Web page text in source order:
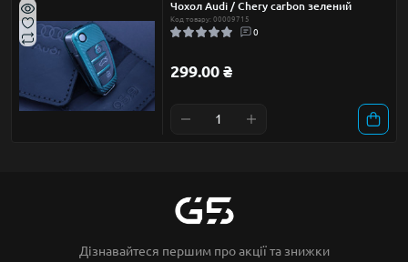
Чохол Audi / Chery carbon зелений
Код товару: 00009715
0
299.00 ₴
Дізнавайтеся першим про акції та знижки